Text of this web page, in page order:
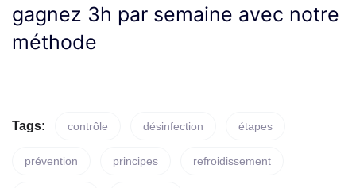
gagnez 3h par semaine avec notre
méthode
Tags: contrôle désinfection étapes
prévention principes refroidissement